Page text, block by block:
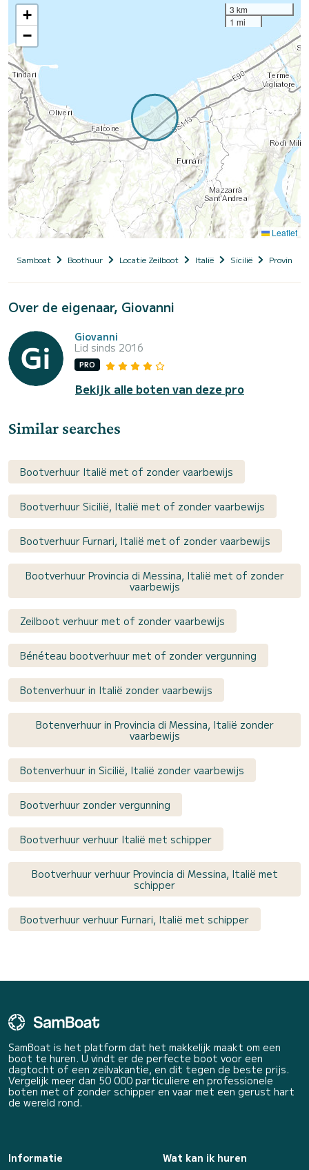
+
−
3 km
1 mi
Leaflet
Samboat Boothuur Locatie Zeilboot Italië Sicilië Provincia
Over de eigenaar, Giovanni
Giovanni
Lid sinds 2016
PRO
Bekijk alle boten van deze pro
Similar searches
Bootverhuur Italië met of zonder vaarbewijs
Bootverhuur Sicilië, Italië met of zonder vaarbewijs
Bootverhuur Furnari, Italië met of zonder vaarbewijs
Bootverhuur Provincia di Messina, Italië met of zonder
vaarbewijs
Zeilboot verhuur met of zonder vaarbewijs
Bénéteau bootverhuur met of zonder vergunning
Botenverhuur in Italië zonder vaarbewijs
Botenverhuur in Provincia di Messina, Italië zonder
vaarbewijs
Botenverhuur in Sicilië, Italië zonder vaarbewijs
Bootverhuur zonder vergunning
Bootverhuur verhuur Italië met schipper
Bootverhuur verhuur Provincia di Messina, Italië met
schipper
Bootverhuur verhuur Furnari, Italië met schipper
SamBoat is het platform dat het makkelijk maakt om een
boot te huren. U vindt er de perfecte boot voor een
dagtocht of een zeilvakantie, en dit tegen de beste prijs.
Vergelijk meer dan 50 000 particuliere en professionele
boten met of zonder schipper en vaar met een gerust hart
de wereld rond.
Informatie
Wat kan ik huren